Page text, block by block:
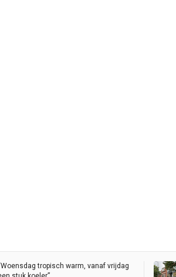
tropisch warm, vanaf vrijdag